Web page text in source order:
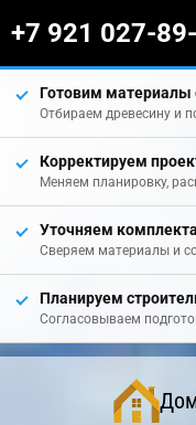
+7 921 027-
Готовим материалы
Отбираем древесину и
Корректируем
Меняем планировку,
Уточняем
Сверяем материалы и
Планируем
Согласовываем